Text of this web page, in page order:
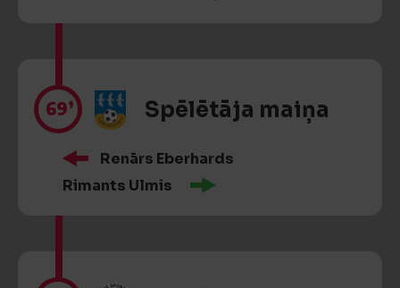
69’ Spēlētāja maiņa
Renārs Eberhards
Rimants Ulmis